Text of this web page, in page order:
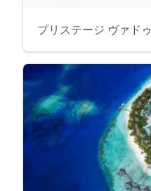
プリステージ ヴァドゥ